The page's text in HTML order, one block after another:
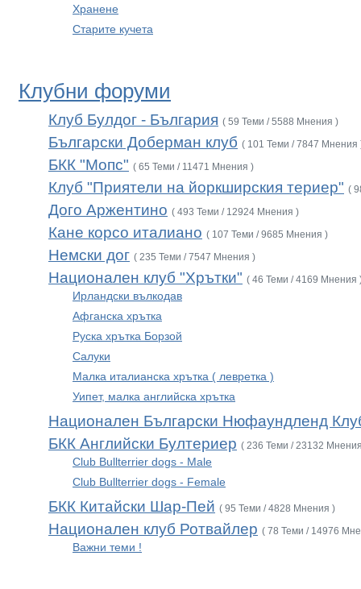
Хранене
Старите кучета
Клубни форуми
Клуб Булдог - България ( 59 Теми / 5588 Мнения )
Български Доберман клуб ( 101 Теми / 7847 Мнения
БКК "Мопс" ( 65 Теми / 11471 Мнения )
Клуб "Приятели на йоркширския териер" (
Дого Аржентино ( 493 Теми / 12924 Мнения )
Кане корсо италиано ( 107 Теми / 9685 Мнения )
Немски дог ( 235 Теми / 7547 Мнения )
Национален клуб "Хрътки" ( 46 Теми / 4169 Мнения
Ирландски вълкодав
Афганска хрътка
Руска хрътка Борзой
Салуки
Малка италианска хрътка ( левретка )
Уипет, малка английска хрътка
Национален Български Нюфаундленд
БКК Английски Бултериер ( 236 Теми / 23132
Club Bullterrier dogs - Male
Club Bullterrier dogs - Female
БКК Китайски Шар-Пей ( 95 Теми / 4828 Мнения )
Национален клуб Ротвайлер ( 78 Теми / 14976
Важни теми !